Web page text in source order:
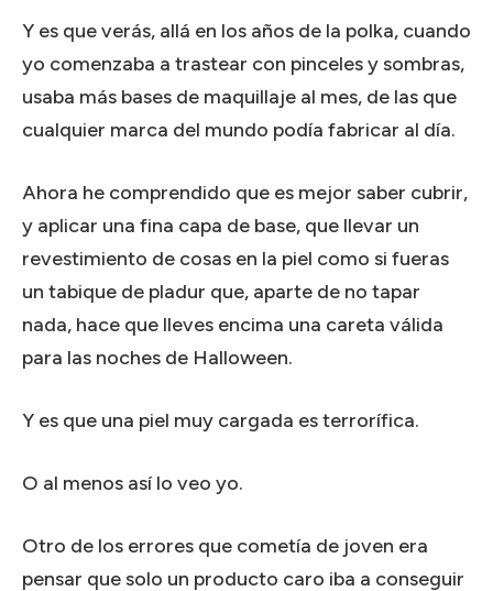
Y es que verás, allá en los años de la polka, cuando
yo comenzaba a trastear con pinceles y sombras,
usaba más bases de maquillaje al mes, de las que
cualquier marca del mundo podía fabricar al día.
Ahora he comprendido que es mejor saber cubrir,
y aplicar una fina capa de base, que llevar un
revestimiento de cosas en la piel como si fueras
un tabique de pladur que, aparte de no tapar
nada, hace que lleves encima una careta válida
para las noches de Halloween.
Y es que una piel muy cargada es terrorífica.
O al menos así lo veo yo.
Otro de los errores que cometía de joven era
pensar que solo un producto caro iba a conseguir